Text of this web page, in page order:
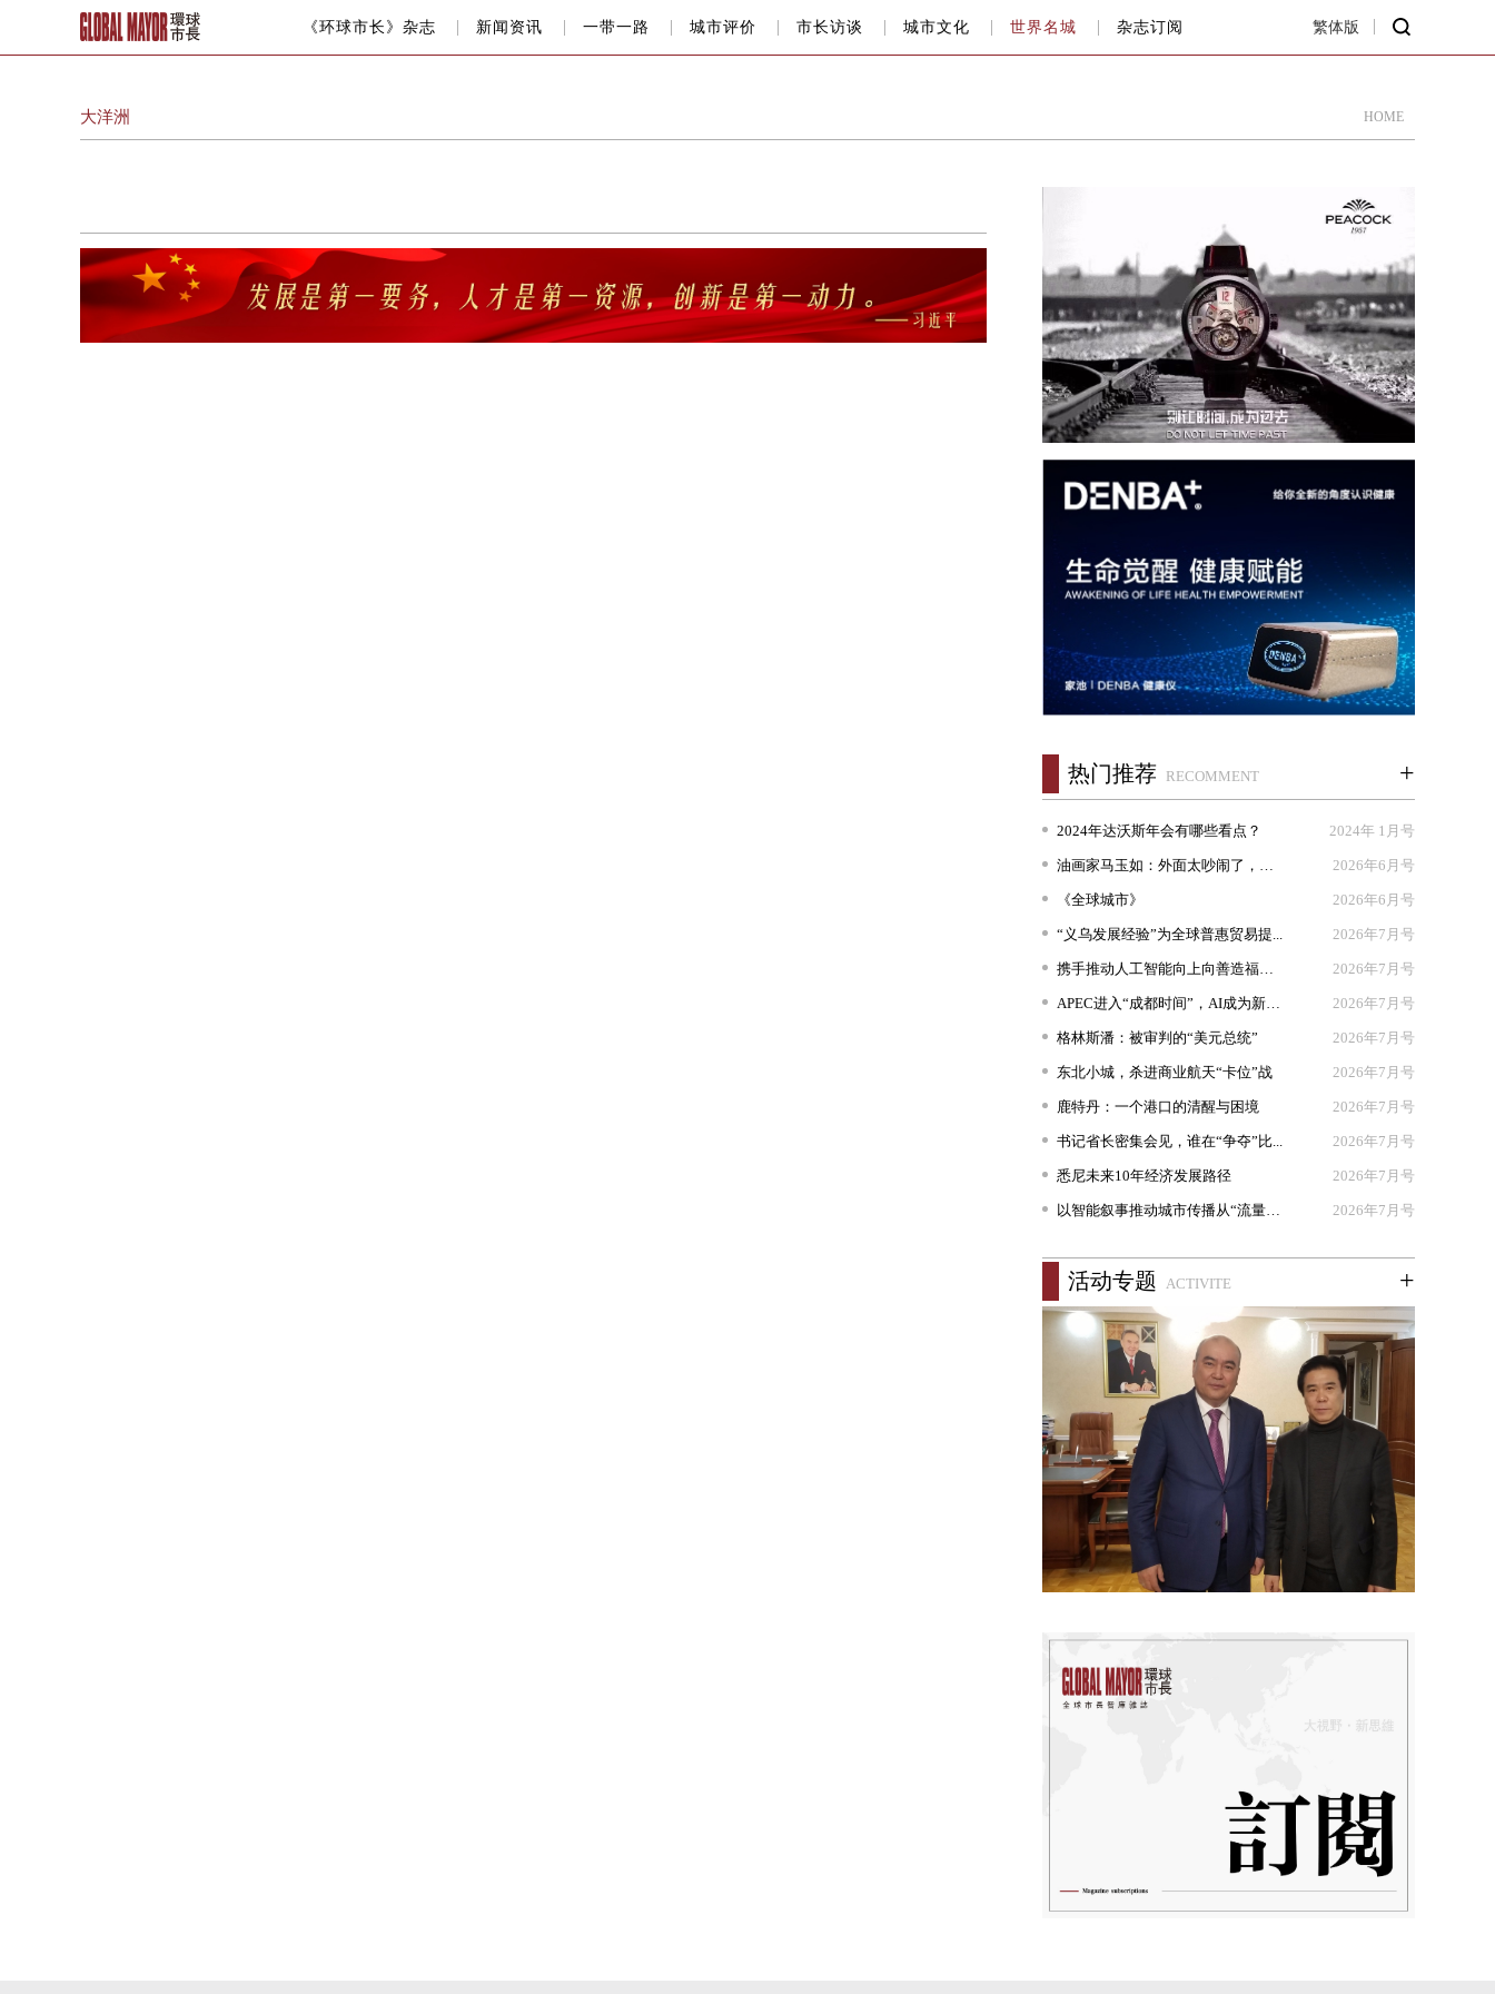
《环球市长》杂志 新闻资讯 一带一路 城市评价 市长访谈 城市文化 世界名城 杂志订阅 繁体版
大洋洲 HOME
热门推荐 RECOMMENT +
2024年达沃斯年会有哪些看点？ 2024年 1月号
油画家马玉如：外面太吵闹了，我想... 2026年6月号
《全球城市》 2026年6月号
“义乌发展经验”为全球普惠贸易提... 2026年7月号
携手推动人工智能向上向善造福人类 2026年7月号
APEC进入“成都时间”，AI成为新坐... 2026年7月号
格林斯潘：被审判的“美元总统” 2026年7月号
东北小城，杀进商业航天“卡位”战 2026年7月号
鹿特丹：一个港口的清醒与困境 2026年7月号
书记省长密集会见，谁在“争夺”比... 2026年7月号
悉尼未来10年经济发展路径 2026年7月号
以智能叙事推动城市传播从“流量出... 2026年7月号
活动专题 ACTIVITE +